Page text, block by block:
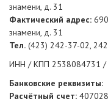
знамени, д. 31
Фактический адрес:
знамени, д. 31
Тел. (423) 242-37-02,
ИНН / КПП 2538084731 /
Банковские реквизиты:
Расчётный счет: